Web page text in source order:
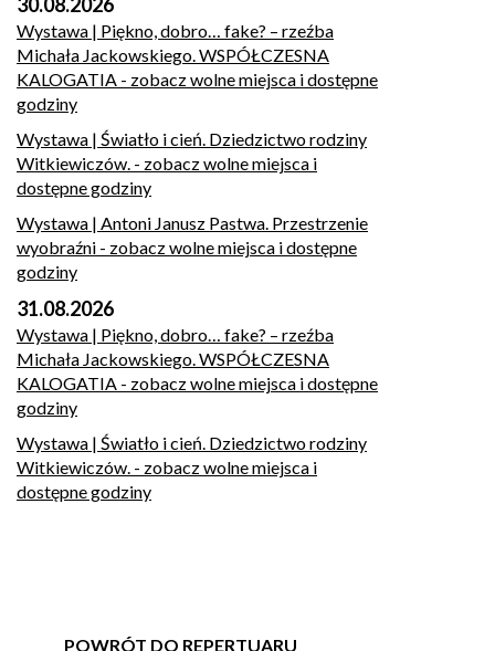
Wystawa | Piękno, dobro… fake? – rzeźba
Michała Jackowskiego. WSPÓŁCZESNA
KALOGATIA - zobacz wolne miejsca i dostępne
godziny
Wystawa | Światło i cień. Dziedzictwo rodziny
Witkiewiczów. - zobacz wolne miejsca i
dostępne godziny
Wystawa | Antoni Janusz Pastwa. Przestrzenie
wyobraźni - zobacz wolne miejsca i dostępne
godziny
31.08.2026
Wystawa | Piękno, dobro… fake? – rzeźba
Michała Jackowskiego. WSPÓŁCZESNA
KALOGATIA - zobacz wolne miejsca i dostępne
godziny
Wystawa | Światło i cień. Dziedzictwo rodziny
Witkiewiczów. - zobacz wolne miejsca i
dostępne godziny
POWRÓT DO REPERTUARU